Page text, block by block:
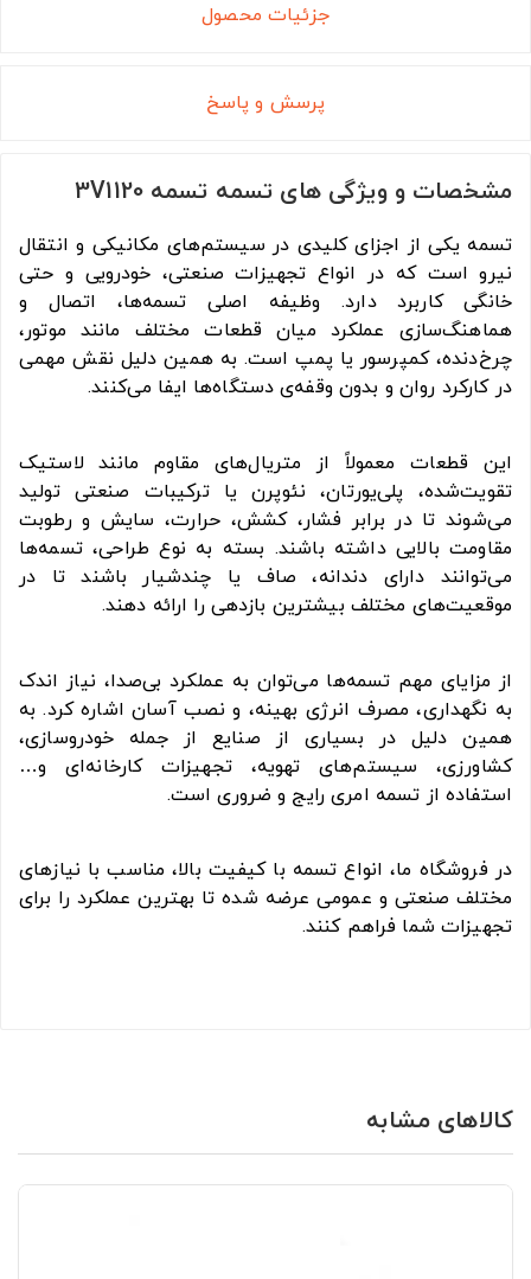
جزئیات محصول
پرسش و پاسخ
مشخصات و ویژگی های تسمه تسمه 3V1120
تسمه یکی از اجزای کلیدی در سیستم‌های مکانیکی و انتقال
نیرو است که در انواع تجهیزات صنعتی، خودرویی و حتی
خانگی کاربرد دارد. وظیفه اصلی تسمه‌ها، اتصال و
هماهنگ‌سازی عملکرد میان قطعات مختلف مانند موتور،
چرخ‌دنده، کمپرسور یا پمپ است. به همین دلیل نقش مهمی
در کارکرد روان و بدون وقفه‌ی دستگاه‌ها ایفا می‌کنند.
این قطعات معمولاً از متریال‌های مقاوم مانند لاستیک
تقویت‌شده، پلی‌یورتان، نئوپرن یا ترکیبات صنعتی تولید
می‌شوند تا در برابر فشار، کشش، حرارت، سایش و رطوبت
مقاومت بالایی داشته باشند. بسته به نوع طراحی، تسمه‌ها
می‌توانند دارای دندانه، صاف یا چندشیار باشند تا در
موقعیت‌های مختلف بیشترین بازدهی را ارائه دهند.
از مزایای مهم تسمه‌ها می‌توان به عملکرد بی‌صدا، نیاز اندک
به نگهداری، مصرف انرژی بهینه، و نصب آسان اشاره کرد. به
همین دلیل در بسیاری از صنایع از جمله خودروسازی،
کشاورزی، سیستم‌های تهویه، تجهیزات کارخانه‌ای و…
استفاده از تسمه امری رایج و ضروری است.
در فروشگاه ما، انواع تسمه با کیفیت بالا، مناسب با نیازهای
مختلف صنعتی و عمومی عرضه شده تا بهترین عملکرد را برای
تجهیزات شما فراهم کنند.
کالاهای مشابه